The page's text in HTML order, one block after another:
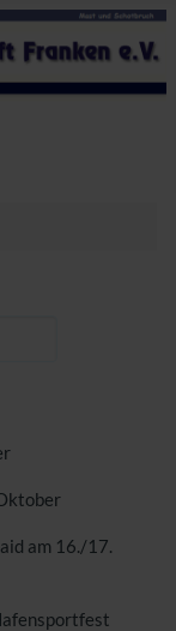
am 16./17.